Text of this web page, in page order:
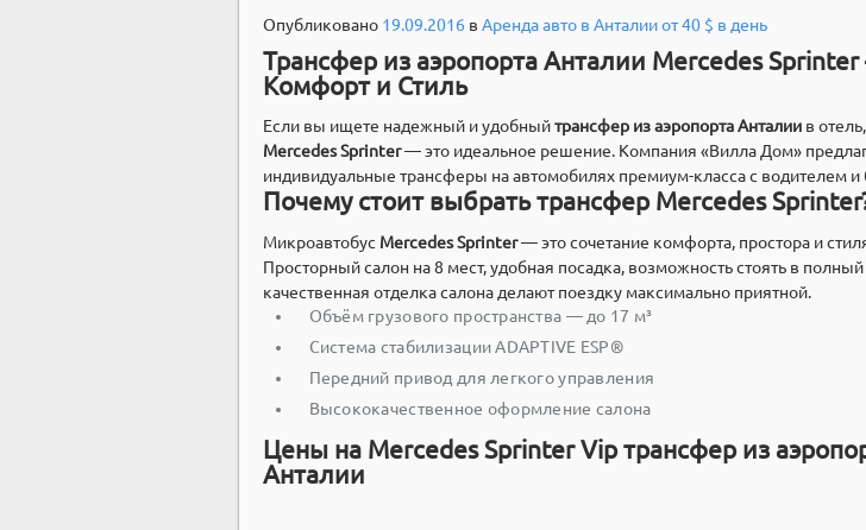
Опубликовано 19.09.2016 в Аренда авто в Анталии от 40 $ в день
Трансфер из аэропорта Анталии Mercedes
Комфорт и Стиль
Если вы ищете надежный и удобныйтрансфер из аэропорта Анталиив
Mercedes Sprinter— это идеальное решение. Компания «Вилла Дом»
индивидуальные трансферы на автомобилях премиум-класса с водителем и
Почему стоит выбрать трансфер Mercedes
Микроавтобус Mercedes Sprinter— это сочетание комфорта, простора и
Просторный салон на 8 мест, удобная посадка, возможность стоять в полный
качественная отделка салона делают поездку максимально приятной.
Объём грузового пространства — до 17 м³
Система стабилизации ADAPTIVE ESP®
Передний привод для легкого управления
Высококачественное оформление салона
Цены на Mercedes Sprinter Vip трансфер из
Анталии